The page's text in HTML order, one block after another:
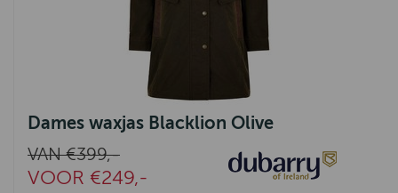
Dames waxjas Blacklion Olive
VAN €399,-
VOOR €249,-